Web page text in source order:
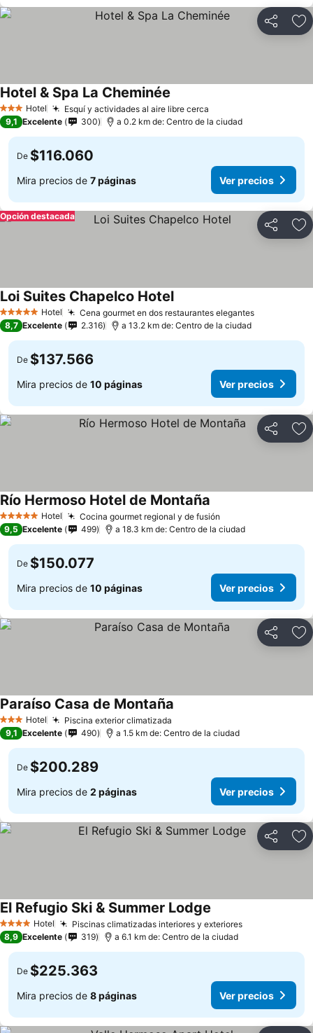
Compartir
3 Estrellas
Hotel Esquí y actividades al aire libre cerca
Hotel & Spa La Cheminée
9,1 Excelente 300 a 0.2 km de: Centro de la ciudad
De $116.060
Mira precios de 7 páginas Ver precios
Compartir
Opción destacada
5 Estrellas Hotel Cena gourmet en dos restaurantes elegantes
Loi Suites Chapelco Hotel
8,7 Excelente 2.316 a 13.2 km de: Centro de la ciudad
De $137.566
Mira precios de 10 páginas Ver precios
Compartir
5 Estrellas Hotel Cocina gourmet regional y de fusión
Río Hermoso Hotel de Montaña
9,5 Excelente 499 a 18.3 km de: Centro de la ciudad
De $150.077
Mira precios de 10 páginas Ver precios
Compartir
3 Estrellas
Hotel Piscina exterior climatizada
Paraíso Casa de Montaña
9,1 Excelente 490 a 1.5 km de: Centro de la ciudad
De $200.289
Mira precios de 2 páginas Ver precios
Compartir
4 EstrellasHotel Piscinas climatizadas interiores y exteriores
El Refugio Ski & Summer Lodge
8,9 Excelente 319 a 6.1 km de: Centro de la ciudad
De $225.363
Mira precios de 8 páginas Ver precios